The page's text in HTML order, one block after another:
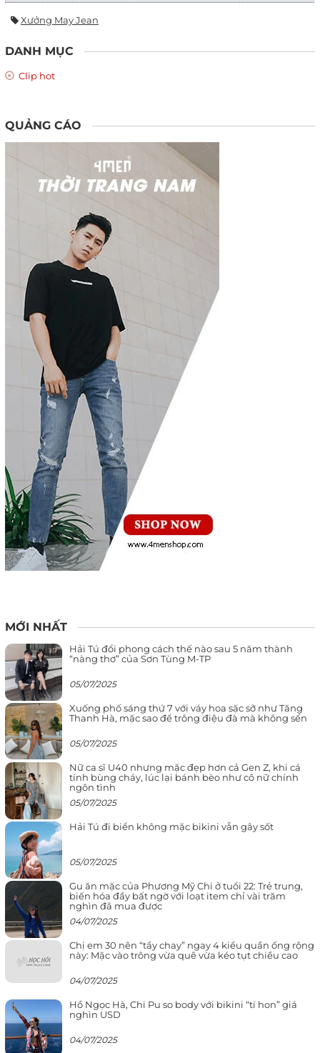
Xưởng May Jean
DANH MỤC
Clip hot
QUẢNG CÁO
MỚI NHẤT
Hải Tú đổi phong cách thế nào sau 5 năm thành
“nàng thơ” của Sơn Tùng M-TP
05/07/2025
Xuống phố sáng thứ 7 với váy hoa sặc sỡ như Tăng
Thanh Hà, mặc sao để trông điệu đà mà không sến
05/07/2025
Nữ ca sĩ U40 nhưng mặc đẹp hơn cả Gen Z, khi cá
tính bùng cháy, lúc lại bánh bèo như cô nữ chính
ngôn tình
05/07/2025
Hải Tú đi biển không mặc bikini vẫn gây sốt
05/07/2025
Gu ăn mặc của Phương Mỹ Chi ở tuổi 22: Trẻ trung,
biến hóa đầy bất ngờ với loạt item chỉ vài trăm
nghìn đã mua được
04/07/2025
Chị em 30 nên “tẩy chay” ngay 4 kiểu quần ống rộng
này: Mặc vào trông vừa quê vừa kéo tụt chiều cao
04/07/2025
Hồ Ngọc Hà, Chi Pu so body với bikini “tí hon” giá
nghìn USD
04/07/2025